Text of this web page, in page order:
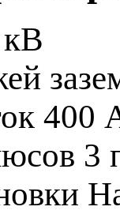
400
3